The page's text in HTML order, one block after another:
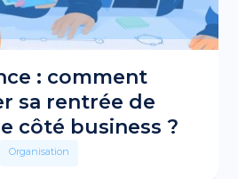
: comment
sa rentrée de
côté business ?
Organisation